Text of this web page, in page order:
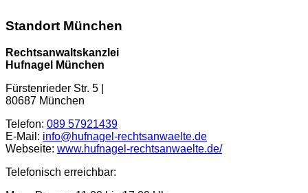
Standort München
Rechtsanwaltskanzlei
Hufnagel München
Fürstenrieder Str. 5
80687 München
Telefon: 089 57921439
E-Mail: info@hufnagel-rechtsanwaelte.de
Webseite: www.hufnagel-rechtsanwaelte.de/
Telefonisch erreichbar: